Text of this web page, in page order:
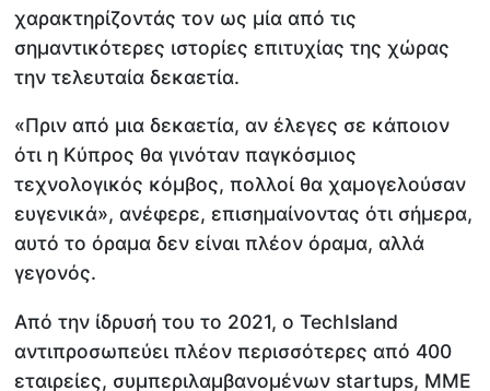
χαρακτηρίζοντάς τον ως μία από τις
σημαντικότερες ιστορίες επιτυχίας της χώρας
την τελευταία δεκαετία.
«Πριν από μια δεκαετία, αν έλεγες σε κάποιον
ότι η Κύπρος θα γινόταν παγκόσμιος
τεχνολογικός κόμβος, πολλοί θα χαμογελούσαν
ευγενικά», ανέφερε, επισημαίνοντας ότι σήμερα,
αυτό το όραμα δεν είναι πλέον όραμα, αλλά
γεγονός.
Από την ίδρυσή του το 2021, ο TechIsland
αντιπροσωπεύει πλέον περισσότερες από 400
εταιρείες, συμπεριλαμβανομένων startups, ΜΜΕ